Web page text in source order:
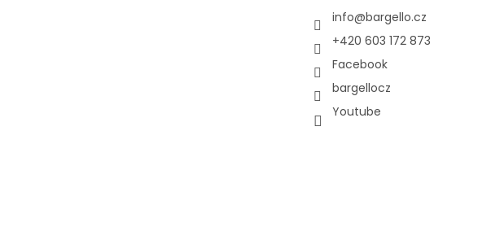
info@bargello.cz
+420 603 172 873
Facebook
bargellocz
Youtube